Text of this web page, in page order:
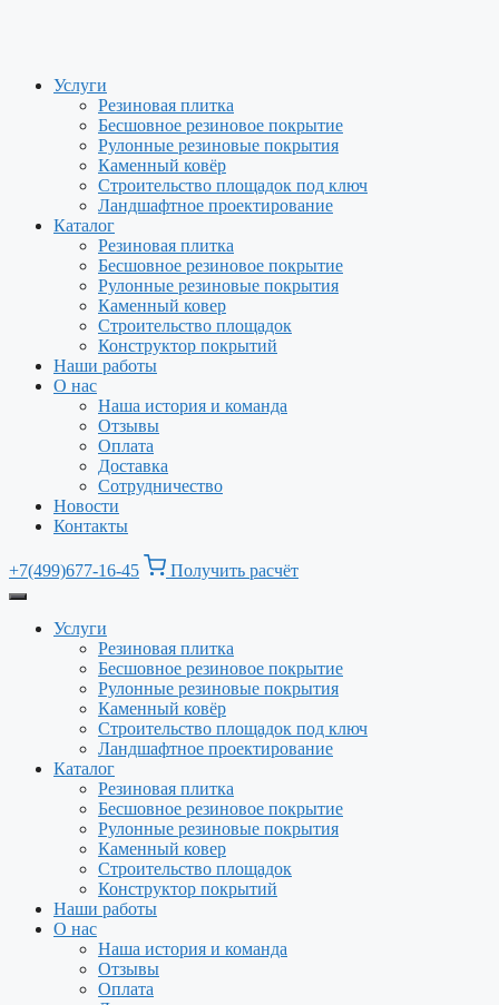
Услуги
Резиновая плитка
Бесшовное резиновое покрытие
Рулонные резиновые покрытия
Каменный ковёр
Строительство площадок под ключ
Ландшафтное проектирование
Каталог
Резиновая плитка
Бесшовное резиновое покрытие
Рулонные резиновые покрытия
Каменный ковер
Строительство площадок
Конструктор покрытий
Наши работы
О нас
Наша история и команда
Отзывы
Оплата
Доставка
Сотрудничество
Новости
Контакты
+7(499)677-16-45 Получить расчёт
Услуги
Резиновая плитка
Бесшовное резиновое покрытие
Рулонные резиновые покрытия
Каменный ковёр
Строительство площадок под ключ
Ландшафтное проектирование
Каталог
Резиновая плитка
Бесшовное резиновое покрытие
Рулонные резиновые покрытия
Каменный ковер
Строительство площадок
Конструктор покрытий
Наши работы
О нас
Наша история и команда
Отзывы
Оплата